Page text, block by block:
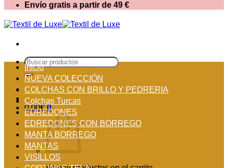
Envío gratis a partir de 49 €
Buscar
por:
0,00€ 0
Inicio
NUEVA COLECCIÓN
COLCHAS CON BRILLO Y PEDRERIA
Colchas Turcas
EDREDONES
EDREDONES CON BORREGO
MANTA BORREGO
MANTAS
VISILLOS